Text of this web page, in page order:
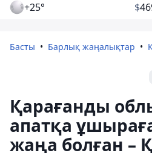
+25° $
Басты Барлық жаңалықтар
Қарағанды
апатқа
жаңа болған –